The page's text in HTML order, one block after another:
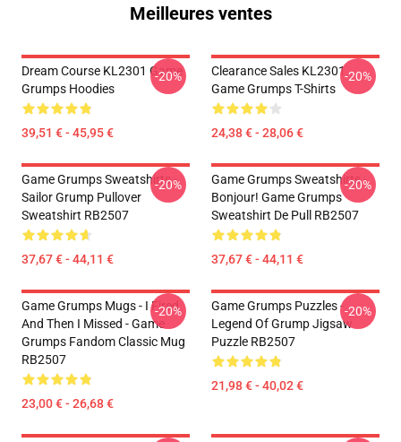
Meilleures ventes
Dream Course KL2301 Game
Grumps Hoodies
39,51 € - 45,95 €
-20%
Clearance Sales KL2301
Game Grumps T-Shirts
24,38 € - 28,06 €
-20%
Game Grumps Sweatshirts -
Sailor Grump Pullover
Sweatshirt RB2507
37,67 € - 44,11 €
-20%
Game Grumps Sweatshirts -
Bonjour! Game Grumps
Sweatshirt De Pull RB2507
37,67 € - 44,11 €
-20%
Game Grumps Mugs - I Fired
And Then I Missed - Game
Grumps Fandom Classic Mug
RB2507
23,00 € - 26,68 €
-20%
Game Grumps Puzzles -
Legend Of Grump Jigsaw
Puzzle RB2507
21,98 € - 40,02 €
-20%